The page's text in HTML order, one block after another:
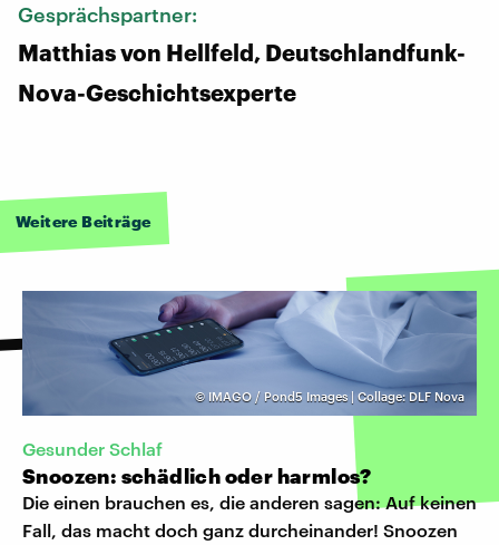
Gesprächspartner:
Matthias von Hellfeld, Deutschlandfunk-
Nova-Geschichtsexperte
Weitere Beiträge
© IMAGO / Pond5 Images | Collage: DLF Nova
Gesunder Schlaf
Snoozen: schädlich oder harmlos?
Die einen brauchen es, die anderen sagen: Auf keinen
Fall, das macht doch ganz durcheinander! Snoozen